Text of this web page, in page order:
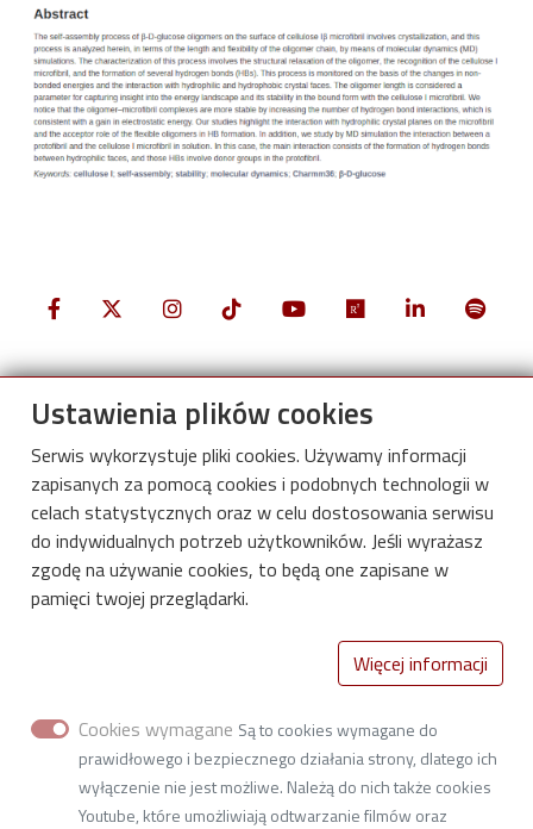
International Centre for Research on
Innovative Bio-based Materials
Lodz University of Technology
2/22 Stefanowskiego St. (building A2, room 134d),
90-537 Lodz
Ustawienia plików cookies
Serwis wykorzystuje pliki cookies. Używamy informacji
zapisanych za pomocą cookies i podobnych technologii w
celach statystycznych oraz w celu dostosowania serwisu
do indywidualnych potrzeb użytkowników. Jeśli wyrażasz
zgodę na używanie cookies, to będą one zapisane w
pamięci twojej przeglądarki.
Więcej informacji
Cookies wymagane Są to cookies wymagane do
prawidłowego i bezpiecznego działania strony, dlatego ich
wyłączenie nie jest możliwe. Należą do nich także cookies
Youtube, które umożliwiają odtwarzanie filmów oraz